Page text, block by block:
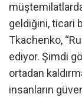
geldiğini, ticari
Tkachenko,
ediyor. Şimdi
ortadan
insanların